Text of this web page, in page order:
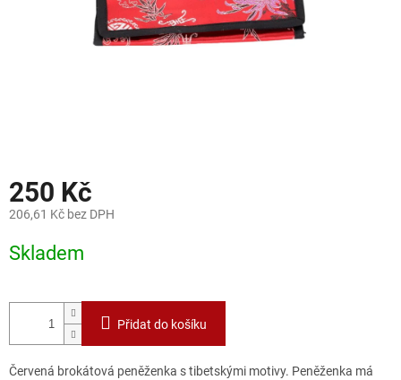
250 Kč
206,61 Kč bez DPH
cena:
Skladem
Přidat do košíku
Červená brokátová peněženka s tibetskými motivy. Peněženka má